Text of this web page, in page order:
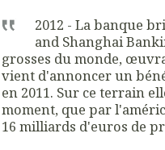
2012 - La banque
and Shanghai
grosses du monde,
vient d'annoncer un
en 2011. Sur ce terrain
moment, que par
16 milliards d'euros de